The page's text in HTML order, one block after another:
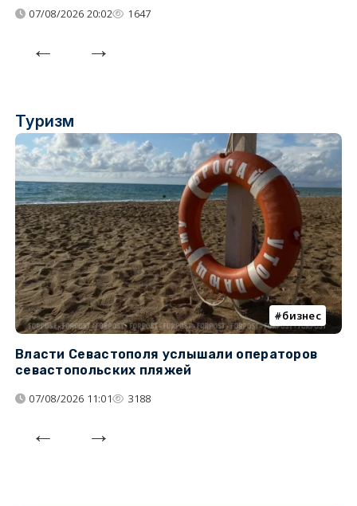
07/08/2026 20:02 1647
Туризм
бизнес
Власти Севастополя услышали операторов
севастопольских пляжей
07/08/2026 11:01 3188